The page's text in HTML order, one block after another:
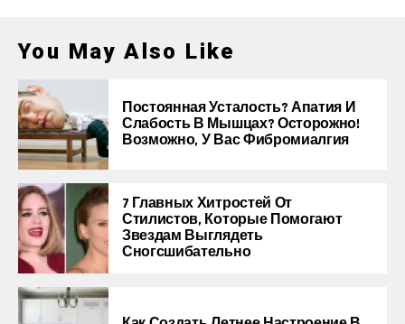
You May Also Like
Постоянная Усталость? Апатия И
Слабость В Мышцах? Осторожно!
Возможно, У Вас Фибромиалгия
7 Главных Хитростей От
Стилистов, Которые Помогают
Звездам Выглядеть
Сногсшибательно